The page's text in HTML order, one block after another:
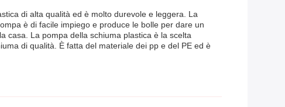
di alta qualità ed è molto durevole e leggera. La
è di facile impiego e produce le bolle per dare un
casa. La pompa della schiuma plastica è la scelta
di qualità. È fatta del materiale dei pp e del PE ed è